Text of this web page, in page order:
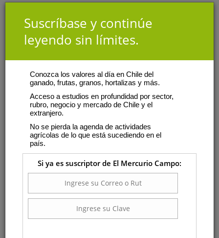
Suscríbase y continúe
leyendo sin límites.
Conozca los valores al día en Chile del
ganado, frutas, granos, hortalizas y más.
Acceso a estudios en profundidad por sector,
rubro, negocio y mercado de Chile y el
extranjero.
No se pierda la agenda de actividades
agrícolas de lo que está sucediendo en el
país.
Si ya es suscriptor de El Mercurio Campo: